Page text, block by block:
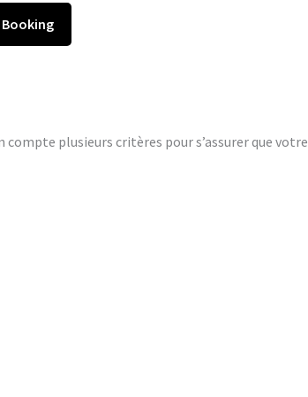
Booking
plusieurs critères pour s’assurer que votre